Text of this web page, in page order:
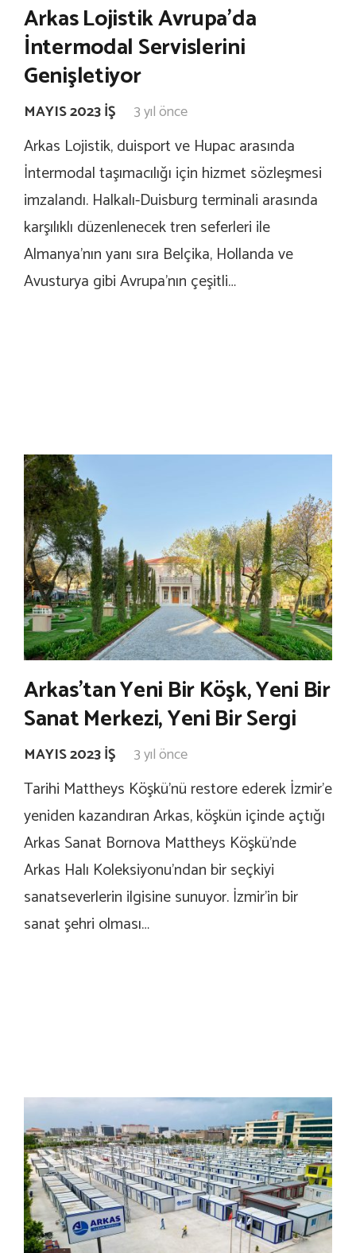
Arkas Lojistik Avrupa’da
İntermodal Servislerini
Genişletiyor
MAYIS 2023 İŞ 3 yıl önce
Arkas Lojistik, duisport ve Hupac arasında
İntermodal taşımacılığı için hizmet sözleşmesi
imzalandı. Halkalı-Duisburg terminali arasında
karşılıklı düzenlenecek tren seferleri ile
Almanya’nın yanı sıra Belçika, Hollanda ve
Avusturya gibi Avrupa’nın çeşitli…
Arkas’tan Yeni Bir Köşk, Yeni Bir
Sanat Merkezi, Yeni Bir Sergi
MAYIS 2023 İŞ 3 yıl önce
Tarihi Mattheys Köşkü’nü restore ederek İzmir’e
yeniden kazandıran Arkas, köşkün içinde açtığı
Arkas Sanat Bornova Mattheys Köşkü’nde
Arkas Halı Koleksiyonu’ndan bir seçkiyi
sanatseverlerin ilgisine sunuyor. İzmir’in bir
sanat şehri olması…